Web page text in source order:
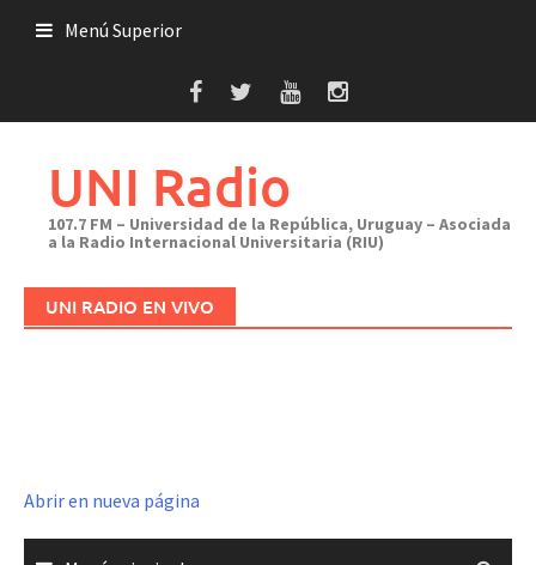
Menú Superior
UNI Radio
107.7 FM – Universidad de la República, Uruguay – Asociada
a la Radio Internacional Universitaria (RIU)
UNI RADIO EN VIVO
Abrir en nueva página